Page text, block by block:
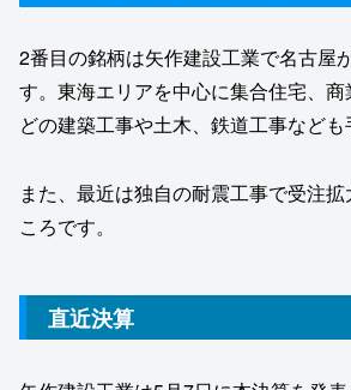
2番目の銘柄は矢作建設工業で名古屋
す。東海エリアを中心に集合住宅、
どの建築工事や土木、鉄道工事なども
また、最近は独自の耐震工事で受注
ころです。
直近決算